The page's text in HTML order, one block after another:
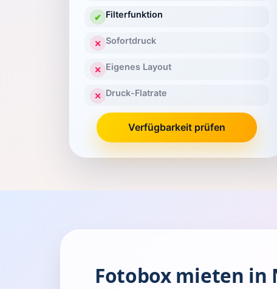
✔ Filterfunktion
✕ Sofortdruck
✕ Eigenes Layout
✕ Druck-Flatrate
Verfügbarkeit prüfen
Fotobox mieten in